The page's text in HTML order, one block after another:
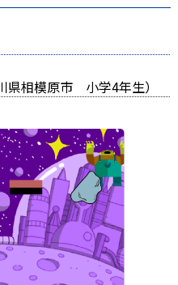
相模原市 小学4年生）